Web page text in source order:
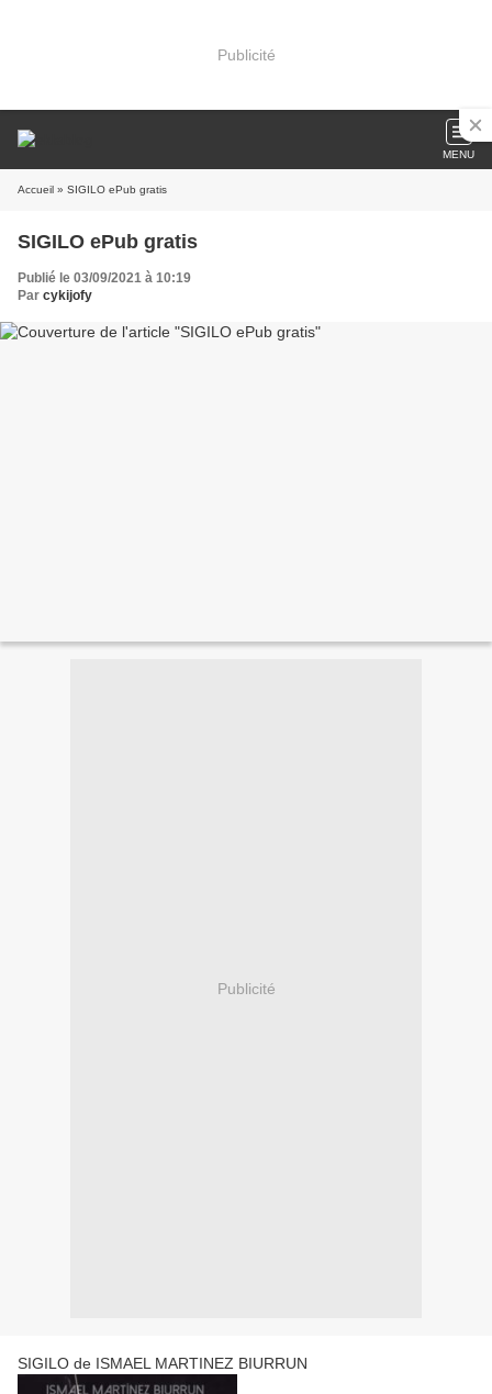
Publicité
MENU
Accueil » SIGILO ePub gratis
SIGILO ePub gratis
Publié le 03/09/2021 à 10:19
Par cykijofy
Publicité
SIGILO de ISMAEL MARTINEZ BIURRUN